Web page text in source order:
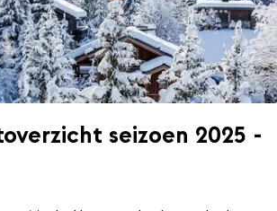
seizoen 2025 -